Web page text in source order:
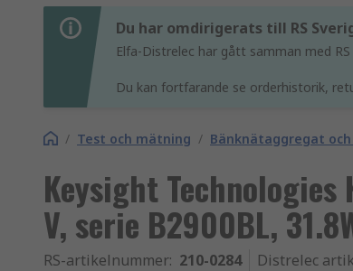
Du har omdirigerats till RS
Elfa-Distrelec har gått samman med
Du kan fortfarande se orderhistorik,
/ Test och mätning / Bänknätaggregat
Keysight
V, serie B2900BL,
RS-artikelnummer: 210-0284 Distrelec